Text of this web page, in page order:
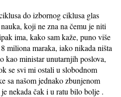
do izbornog ciklusa glas
koji ne zna na čemu je niti
ima, kako sam kaže, puno više
miliona maraka, iako nikada ništa
kao ministar unutarnjih poslova,
se svi mi ostali u slobodnom
sa našom jednako zbunjenom
nekada čak i u ratu bilo bolje .